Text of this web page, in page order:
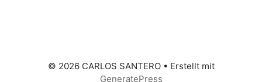
© 2026 CARLOS SANTERO• Erstellt mit
GeneratePress